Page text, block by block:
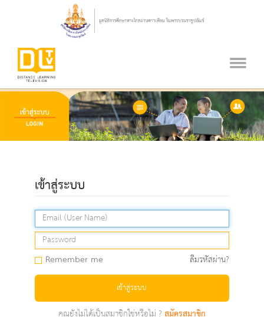
เข้าสู่ระบบ
Remember me ลืมรหัสผ่าน?
เข้าสู่ระบบ